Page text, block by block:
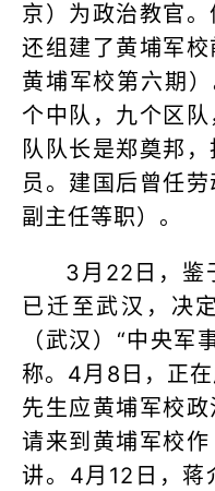
京）为政治教官
还组建了黄埔军
黄埔军校第六期
个中队，九个区
队队长是郑奠邦
员。建国后曾任
副主任等职）。
3月22日，鉴
已迁至武汉，决
（武汉）“中央军
称。4月8日，正
先生应黄埔军校
请来到黄埔军校
讲。4月12日，蒋